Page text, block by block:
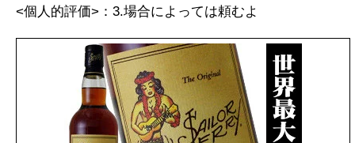
<個人的評価>：3.場合によっては頼むよ